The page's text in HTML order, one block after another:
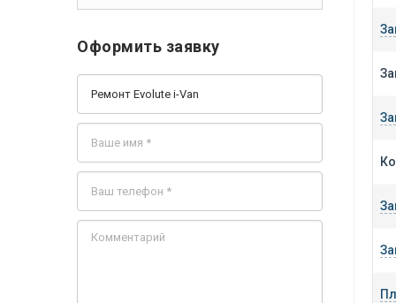
Оформить заявку